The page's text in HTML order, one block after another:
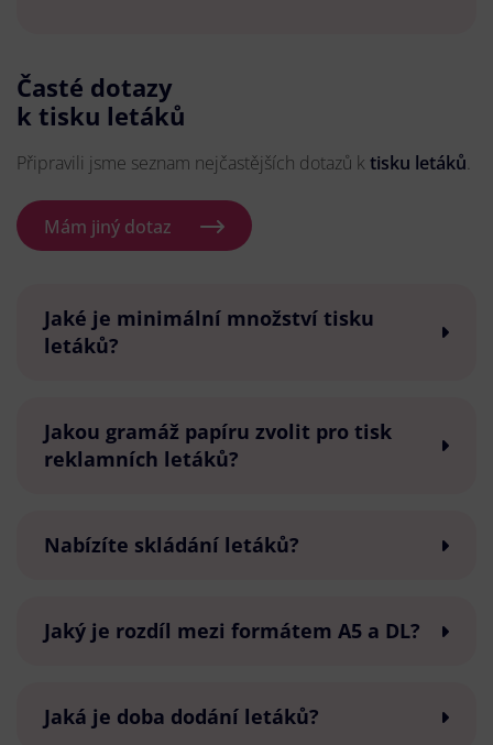
Časté dotazy
k tisku letáků
Připravili jsme seznam nejčastějších dotazů k tisku letáků.
Mám jiný dotaz
Jaké je minimální množství tisku
letáků?
Jakou gramáž papíru zvolit pro tisk
reklamních letáků?
Nabízíte skládání letáků?
Jaký je rozdíl mezi formátem A5 a DL?
Jaká je doba dodání letáků?